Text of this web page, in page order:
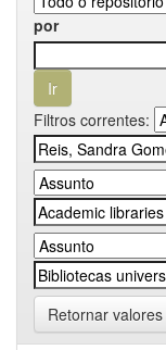
por
Filtros correntes:
Retornar valores